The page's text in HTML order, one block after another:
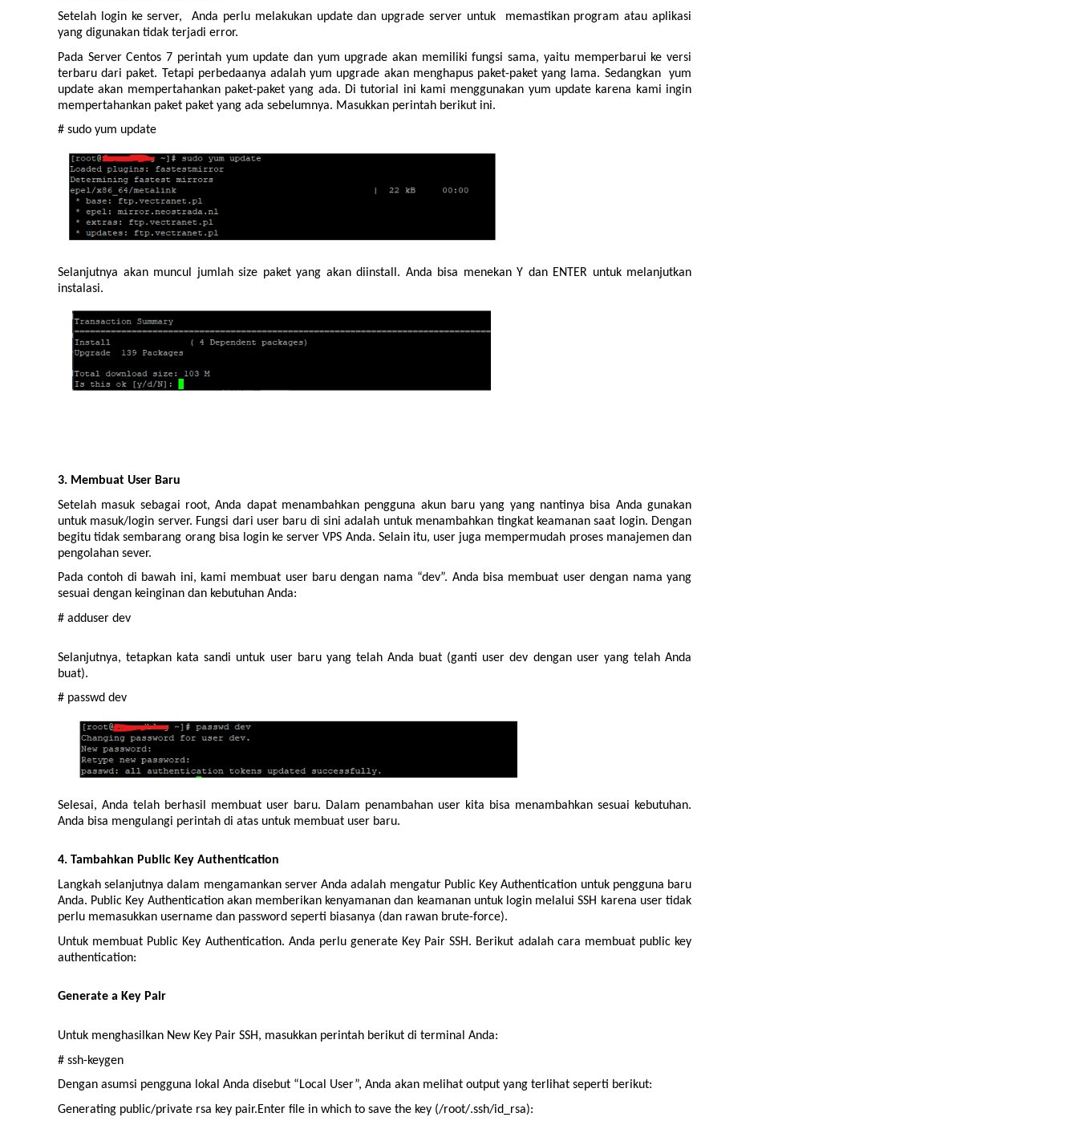
Setelah login ke server, Anda perlu melakukan update dan upgrade server untuk memastikan program atau aplikasi
yang digunakan tidak terjadi error.
Pada Server Centos 7 perintah yum update dan yum upgrade akan memiliki fungsi sama, yaitu memperbarui ke versi
terbaru dari paket. Tetapi perbedaanya adalah yum upgrade akan menghapus paket-paket yang lama. Sedangkan yum
update akan mempertahankan paket-paket yang ada. Di tutorial ini kami menggunakan yum update karena kami ingin
mempertahankan paket paket yang ada sebelumnya. Masukkan perintah berikut ini.
# sudo yum update
Selanjutnya akan muncul jumlah size paket yang akan diinstall. Anda bisa menekan Y dan ENTER untuk melanjutkan
instalasi.
3. Membuat User Baru
Setelah masuk sebagai root, Anda dapat menambahkan pengguna akun baru yang yang nantinya bisa Anda gunakan
untuk masuk/login server. Fungsi dari user baru di sini adalah untuk menambahkan tingkat keamanan saat login. Dengan
begitu tidak sembarang orang bisa login ke server VPS Anda. Selain itu, user juga mempermudah proses manajemen dan
pengolahan sever.
Pada contoh di bawah ini, kami membuat user baru dengan nama “dev”. Anda bisa membuat user dengan nama yang
sesuai dengan keinginan dan kebutuhan Anda:
# adduser dev
Selanjutnya, tetapkan kata sandi untuk user baru yang telah Anda buat (ganti user dev dengan user yang telah Anda
buat).
# passwd dev
Selesai, Anda telah berhasil membuat user baru. Dalam penambahan user kita bisa menambahkan sesuai kebutuhan.
Anda bisa mengulangi perintah di atas untuk membuat user baru.
4. Tambahkan Public Key Authentication
Langkah selanjutnya dalam mengamankan server Anda adalah mengatur Public Key Authentication untuk pengguna baru
Anda. Public Key Authentication akan memberikan kenyamanan dan keamanan untuk login melalui SSH karena user tidak
perlu memasukkan username dan password seperti biasanya (dan rawan brute-force).
Untuk membuat Public Key Authentication. Anda perlu generate Key Pair SSH. Berikut adalah cara membuat public key
authentication:
Generate a Key Pair
Untuk menghasilkan New Key Pair SSH, masukkan perintah berikut di terminal Anda:
# ssh-keygen
Dengan asumsi pengguna lokal Anda disebut “Local User”, Anda akan melihat output yang terlihat seperti berikut:
Generating public/private rsa key pair.Enter file in which to save the key (/root/.ssh/id_rsa):